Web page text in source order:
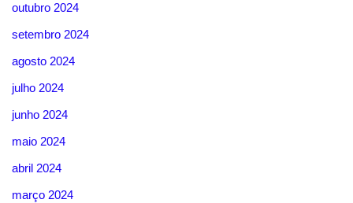
outubro 2024
setembro 2024
agosto 2024
julho 2024
junho 2024
maio 2024
abril 2024
março 2024